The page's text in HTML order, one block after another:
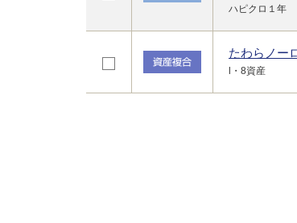
ハピクロ１年
たわらノー
l・8資産